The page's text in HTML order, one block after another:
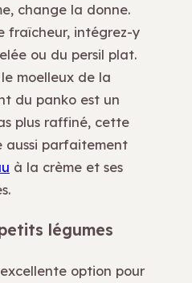
change la donne.
fraîcheur, intégrez-y
ou du persil plat.
moelleux de la
du panko est un
plus raffiné, cette
aussi parfaitement
à la crème et ses
légumes
option pour